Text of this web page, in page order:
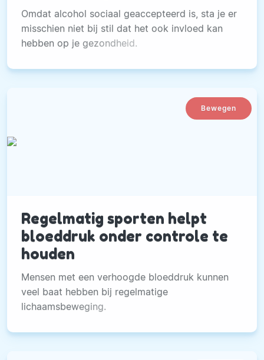
Omdat alcohol sociaal geaccepteerd is, sta je er
misschien niet bij stil dat het ook invloed kan
hebben op je gezondheid.
Bewegen
Regelmatig sporten helpt
bloeddruk onder controle te
houden
Mensen met een verhoogde bloeddruk kunnen
veel baat hebben bij regelmatige
lichaamsbeweging.